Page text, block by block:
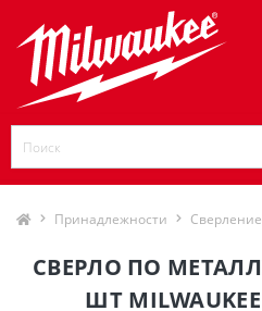
Принадлежности
СВЕРЛО ПО
ШТ